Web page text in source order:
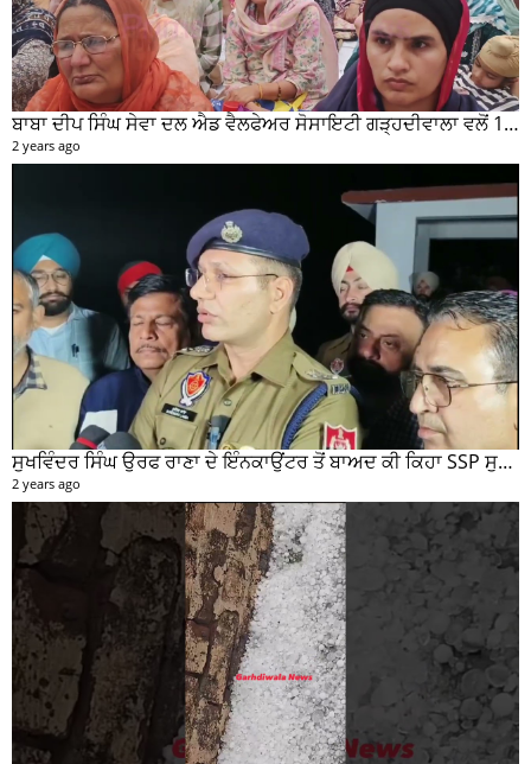
ਬਾਬਾ ਦੀਪ ਸਿੰਘ ਸੇਵਾ ਦਲ ਐਡ ਵੈਲਫੇਅਰ ਸੋਸਾਇਟੀ ਗੜ੍ਹਦੀਵਾਲਾ ਵਲੋਂ 100 ਵਾਂ ਮਹੀਨਾਵਾਰ ਰਾਸ਼ਨ ਵੰਡ ਸਮਾਰੋਹ ਕਰਵਾਇਆ
2 years ago
ਸੁਖਵਿੰਦਰ ਸਿੰਘ ਉਰਫ ਰਾਣਾ ਦੇ ਇੰਨਕਾਉਂਟਰ ਤੋਂ ਬਾਅਦ ਕੀ ਕਿਹਾ SSP ਸੁਰੇਂਦਰ ਲਾਂਬਾ ਤੁਸੀਂ ਵੀ ਸੁਣੋ...
2 years ago